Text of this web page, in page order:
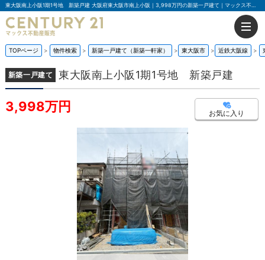
東大阪南上小阪1期1号地 新築戸建 大阪府東大阪市南上小阪｜3,998万円の新築一戸建て｜マックス不動産販売 東大阪店
TOPページ 物件検索 新築一戸建て（新築一軒家） 東大阪市 近鉄大阪線
新築一戸建て 東大阪南上小阪1期1号地 新築戸建
3,998万円 お気に入り